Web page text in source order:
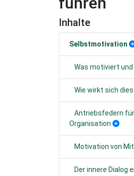
Inhalte
Selbstmotivation
Was motiviert
Wie wirkt sich
Antriebsfedern
Organisation
Motivation von
Der innere Dialog